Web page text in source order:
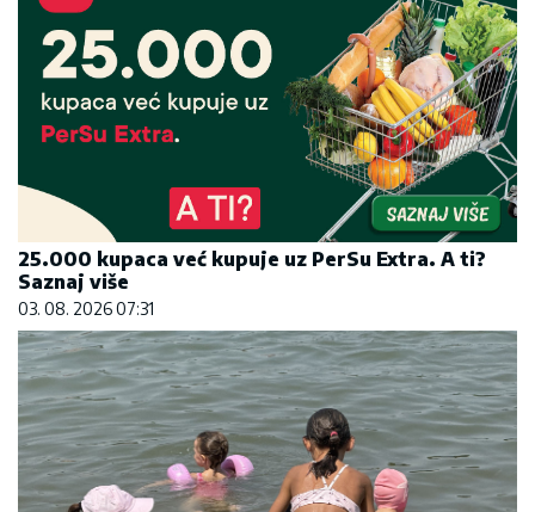
25.000 kupaca već kupuje uz PerSu Extra. A ti?
Saznaj više
03. 08. 2026 07:31